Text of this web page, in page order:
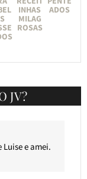
INHAS
MILAG
ROSAS
ADOS
JV?
Luise e amei.